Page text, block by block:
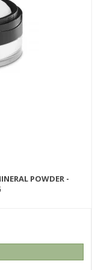
POWDER -